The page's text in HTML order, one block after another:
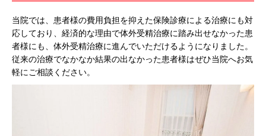
当院では、患者様の費用負担を抑えた保険診療による治療にも対
応しており、経済的な理由で体外受精治療に踏み出せなかった患
者様にも、体外受精治療に進んでいただけるようになりました。
従来の治療でなかなか結果の出なかった患者様はぜひ当院へお気
軽にご相談ください。